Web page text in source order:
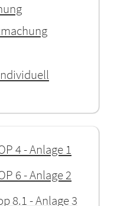
4 - Anlage 1
6 - Anlage 2
8.1 - Anlage 3